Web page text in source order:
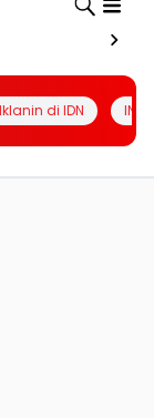
Iklanin di IDN